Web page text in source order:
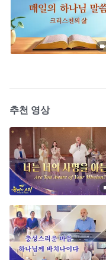
추천 영상